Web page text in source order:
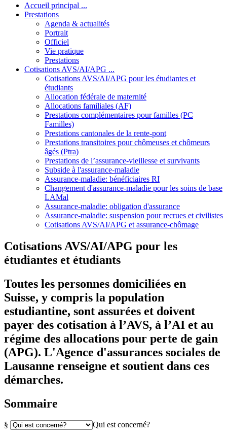
Accueil principal ...
Prestations
Agenda & actualités
Portrait
Officiel
Vie pratique
Prestations
Cotisations AVS/AI/APG ...
Cotisations AVS/AI/APG pour les étudiantes et
étudiants
Allocation fédérale de maternité
Allocations familiales (AF)
Prestations complémentaires pour familles (PC
Familles)
Prestations cantonales de la rente-pont
Prestations transitoires pour chômeuses et chômeurs
âgés (Ptra)
Prestations de l’assurance-vieillesse et survivants
Subside à l'assurance-maladie
Assurance-maladie: bénéficiaires RI
Changement d'assurance-maladie pour les soins de base
LAMal
Assurance-maladie: obligation d'assurance
Assurance-maladie: suspension pour recrues et civilistes
Cotisations AVS/AI/APG et assurance-chômage
Cotisations AVS/AI/APG pour les
étudiantes et étudiants
Toutes les personnes domiciliées en
Suisse, y compris la population
estudiantine, sont assurées et doivent
payer des cotisation à l’AVS, à l’AI et au
régime des allocations pour perte de gain
(APG). L'Agence d'assurances sociales de
Lausanne renseigne et soutient dans ces
démarches.
Sommaire
§ Qui est concerné?